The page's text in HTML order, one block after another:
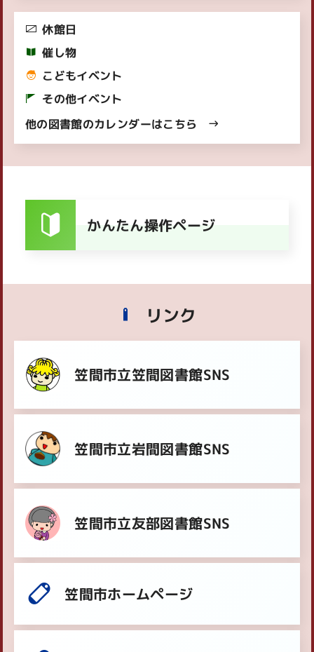
休館日
催し物
こどもイベント
その他イベント
他の図書館のカレンダーはこちら
かんたん操作ページ
リンク
笠間市立笠間図書館SNS
笠間市立岩間図書館SNS
笠間市立友部図書館SNS
笠間市ホームページ